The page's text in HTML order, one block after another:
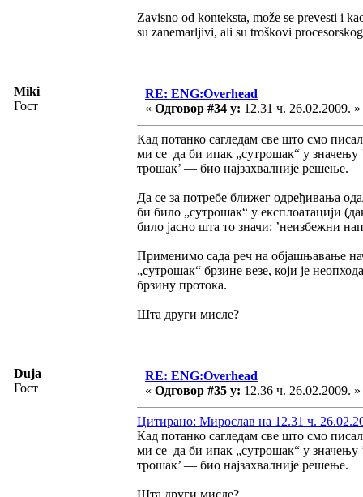
Zavisno od konteksta, može se prevesti i
su zanemarljivi, ali su troškovi
Miki
Гост
RE: ENG:Overhead
« Одговор #34 у: 12.31 ч. 26.02.2009. »
Кад потанко сагледам све што смо
ми се да би ипак „сутрошак“ у значењу
трошак’ — био најзахвалније решење.
Да се за потребе ближег одређивања
би било „сутрошак“ у експлоатацији
било јасно шта то значи: ’неизбежни
Применимо сада реч на објашњавање
„сутрошак“ брзине везе, који је
брзину протока.
Шта други мисле?
Duja
Гост
RE: ENG:Overhead
« Одговор #35 у: 12.36 ч. 26.02.2009. »
Цитирано: Мирослав на 12.31 ч.
Кад потанко сагледам све што смо
ми се да би ипак „сутрошак“ у значењу
трошак’ — био најзахвалније решење.
Шта други мисле?